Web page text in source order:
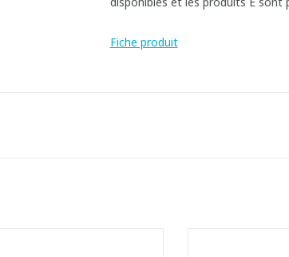
Fiche produit